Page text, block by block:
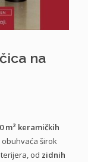
na
m² keramičkih
obuhvaća širok
od zidnih